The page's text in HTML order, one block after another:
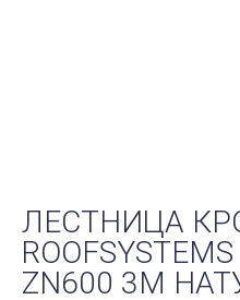
ЛЕСТНИЦА
ZN600 3М